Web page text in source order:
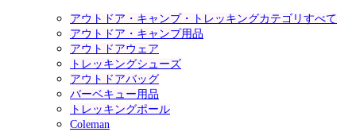
アウトドア・キャンプ・トレッキングカテゴリすべて
アウトドア・キャンプ用品
アウトドアウェア
トレッキングシューズ
アウトドアバッグ
バーベキュー用品
トレッキングポール
Coleman